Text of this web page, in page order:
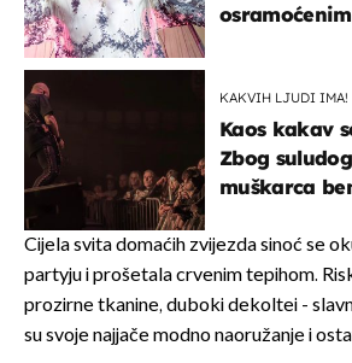
KAKVIH LJUDI IMA!
Kaos kakav
Zbog
muškarca
Cijela svita domaćih zvijezda sinoć se
partyju i prošetala crvenim tepihom.
prozirne tkanine, duboki dekoltei -
su svoje najjače modno naoružanje i